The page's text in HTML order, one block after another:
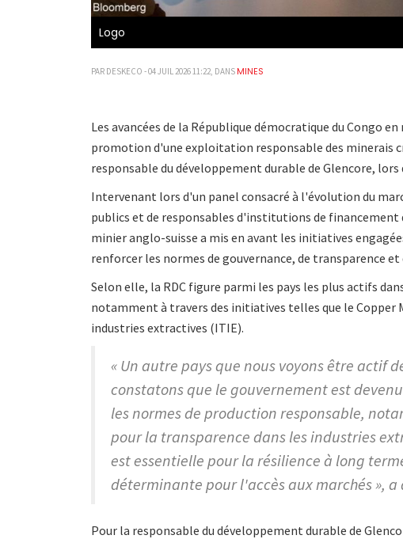
Logo
PAR DESKECO - 04 JUIL 2026 11:22, DANS MINES
Les avancées de la République démocratique du Congo
promotion d'une exploitation responsable des minerais
responsable du développement durable de Glencore,
Intervenant lors d'un panel consacré à l'évolution du
publics et de responsables d'institutions de
minier anglo-suisse a mis en avant les initiatives
renforcer les normes de gouvernance, de transparence
Selon elle, la RDC figure parmi les pays les plus actifs
notamment à travers des initiatives telles que le
industries extractives (ITIE).
« Un autre pays que nous voyons être actif
constatons que le gouvernement est
les normes de production responsable,
pour la transparence dans les industries
est essentielle pour la résilience à long
déterminante pour l'accès aux marchés », a
Pour la responsable du développement durable de